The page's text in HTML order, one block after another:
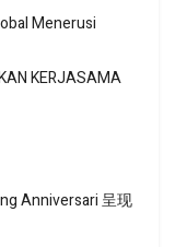
Menerusi
KERJASAMA
Anniversari 呈现